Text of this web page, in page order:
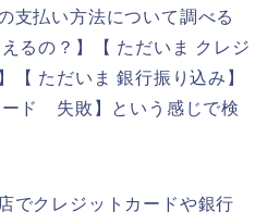
支払い方法について調べる
るの？】【 ただいま クレジ
ただいま 銀行振り込み】
ード 失敗】という感じで検
でクレジットカードや銀行